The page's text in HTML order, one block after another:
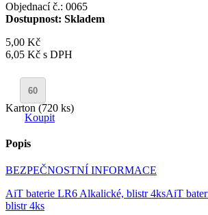
Objednací č.: 0065
Dostupnost: Skladem
5,00 Kč
6,05 Kč s DPH
Karton (720 ks)
Koupit
Popis
BEZPEČNOSTNÍ INFORMACE
AiT baterie LR6 Alkalické, blistr 4ksAiT
blistr 4ks